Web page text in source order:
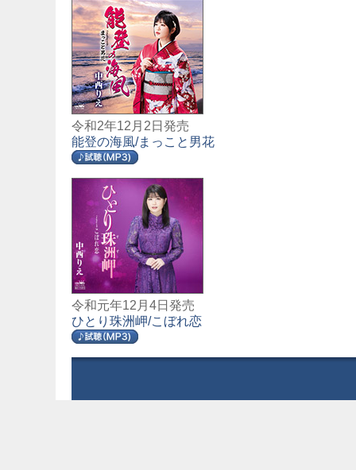
令和2年12月2日発売
能登の海風/まっこと男花
令和元年12月4日発売
ひとり珠洲岬/こぼれ恋